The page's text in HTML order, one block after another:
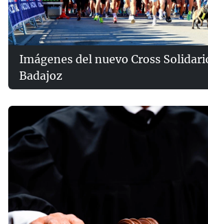
Imágenes del nuevo Cross
Badajoz